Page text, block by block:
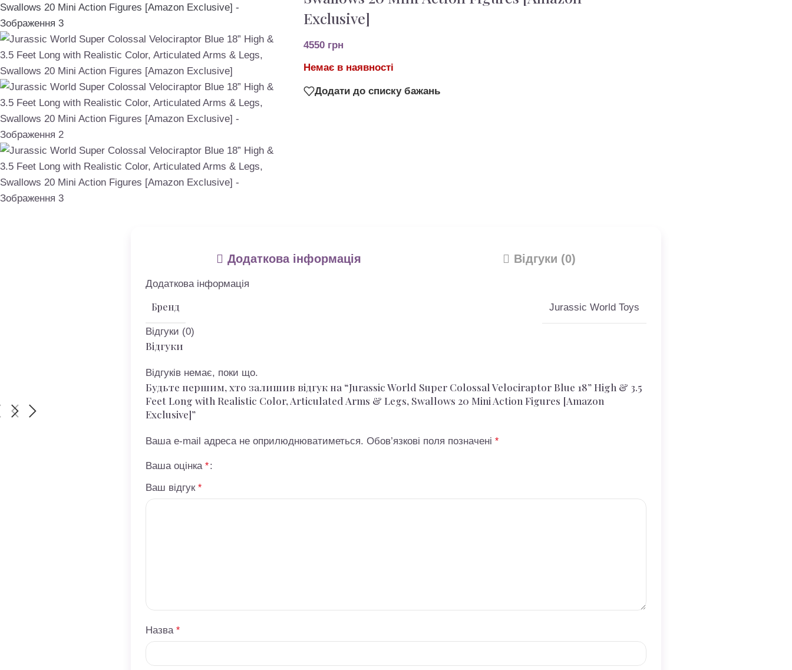
Exclusive]
4550 грн
Немає в наявності
Додати до списку бажань
Додаткова інформація Відгуки (0)
Додаткова інформація
Бренд Jurassic World Toys
Відгуки (0)
Відгуки
Відгуків немає, поки що.
Будьте першим, хто залишив відгук на “Jurassic World Super Colossal Velociraptor Blue 18” High & 3.5
Feet Long with Realistic Color, Articulated Arms & Legs, Swallows 20 Mini Action Figures [Amazon
Exclusive]”
Ваша e-mail адреса не оприлюднюватиметься. Обов’язкові поля позначені *
Ваша оцінка *
Ваш відгук *
Назва *